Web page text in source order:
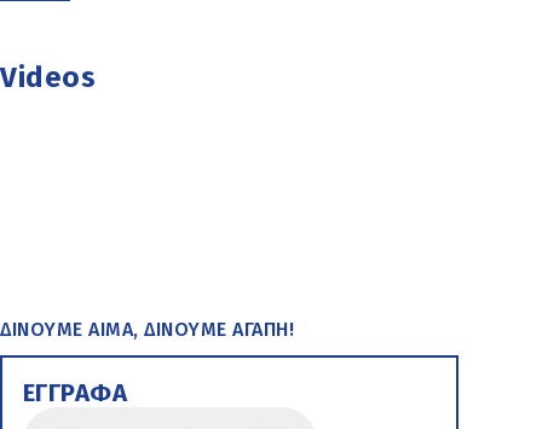
Videos
ΔΙΝΟΥΜΕ ΑΙΜΑ, ΔΙΝΟΥΜΕ ΑΓΑΠΗ!
ΕΓΓΡΑΦΑ